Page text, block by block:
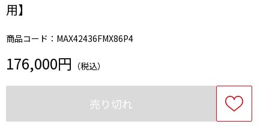
用】
商品コード：MAX42436FMX86P4
176,000円 （税込）
売り切れ